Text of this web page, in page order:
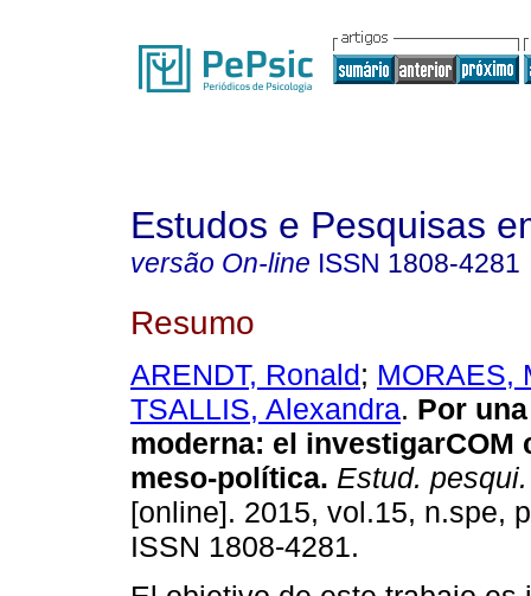
Estudos e Pesquisas
versão On-line ISSN 1808-4281
Resumo
ARENDT, Ronald; MORAES,
TSALLIS, Alexandra. Por
moderna: el investigarCOM
meso-política. Estud.
[online]. 2015, vol.15, n.spe,
ISSN 1808-4281.